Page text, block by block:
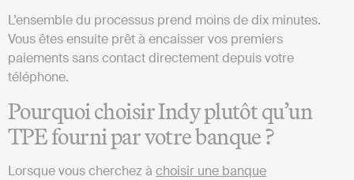
L’ensemble du processus prend moins de dix minutes.
Vous êtes ensuite prêt à encaisser vos premiers
paiements sans contact directement depuis votre
téléphone.
Pourquoi choisir Indy plutôt qu’un
TPE fourni par votre banque ?
Lorsque vous cherchez à choisir une banque